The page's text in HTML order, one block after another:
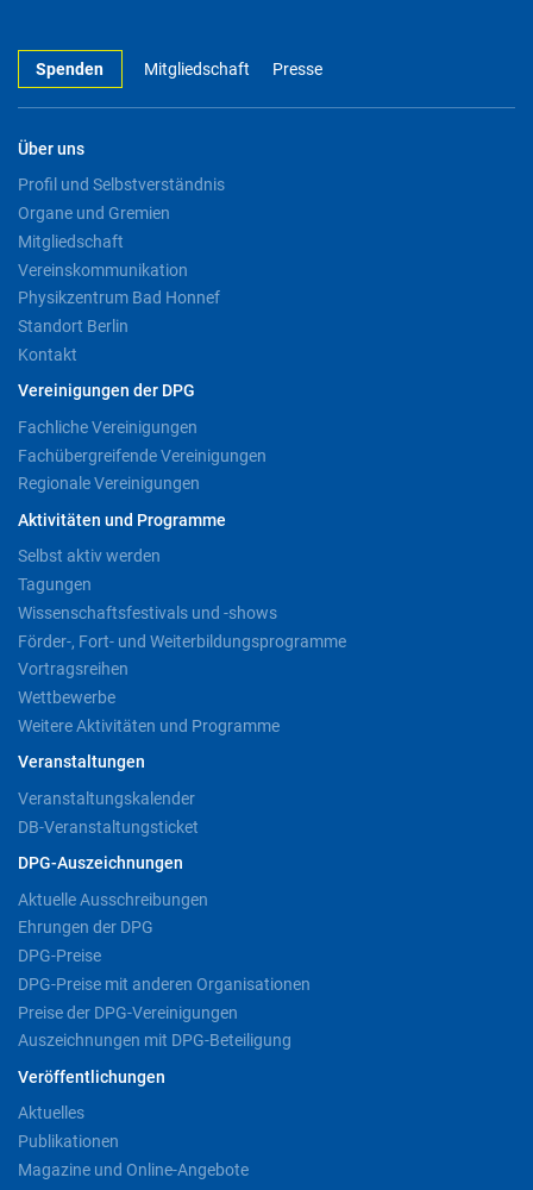
Spenden Mitgliedschaft Presse
Über uns
Profil und Selbstverständnis
Organe und Gremien
Mitgliedschaft
Vereinskommunikation
Physikzentrum Bad Honnef
Standort Berlin
Kontakt
Vereinigungen der DPG
Fachliche Vereinigungen
Fachübergreifende Vereinigungen
Regionale Vereinigungen
Aktivitäten und Programme
Selbst aktiv werden
Tagungen
Wissenschaftsfestivals und -shows
Förder-, Fort- und Weiterbildungsprogramme
Vortragsreihen
Wettbewerbe
Weitere Aktivitäten und Programme
Veranstaltungen
Veranstaltungskalender
DB-Veranstaltungsticket
DPG-Auszeichnungen
Aktuelle Ausschreibungen
Ehrungen der DPG
DPG-Preise
DPG-Preise mit anderen Organisationen
Preise der DPG-Vereinigungen
Auszeichnungen mit DPG-Beteiligung
Veröffentlichungen
Aktuelles
Publikationen
Magazine und Online-Angebote